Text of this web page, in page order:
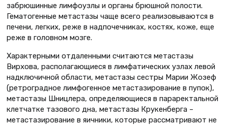
забрюшинные лимфоузлы и органы брюшной полости.
Гематогенные метастазы чаще всего реализовываются в
печени, легких, реже в надпочечниках, костях, коже, еще
реже в головном мозге.
Характерными отдаленными считаются метастазы
Вирхова, располагающиеся в лимфатических узлах левой
надключичной области, метастазы сестры Марии Жозеф
(ретроградное лимфогенное метастазирование в пупок),
метастазы Шницлера, определяющиеся в параректальной
клетчатке тазового дна, метастазы Крукенберга –
метастазирование в яичники, которые рассматривают не